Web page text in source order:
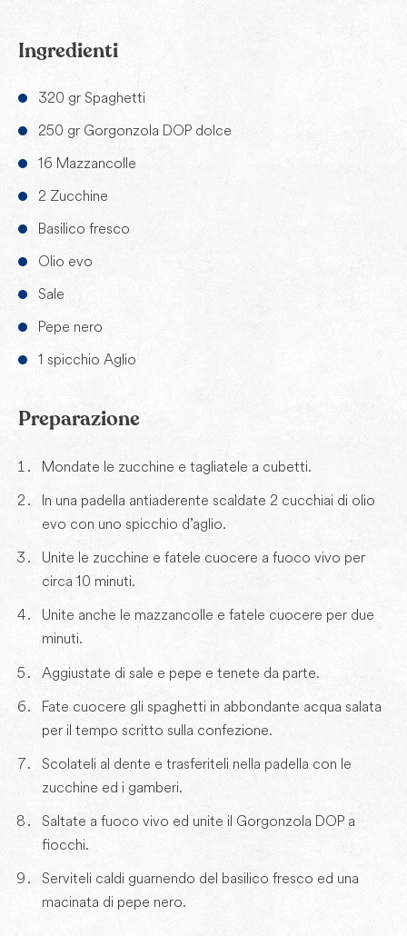
Ingredienti
320 gr Spaghetti
250 gr Gorgonzola DOP dolce
16 Mazzancolle
2 Zucchine
Basilico fresco
Olio evo
Sale
Pepe nero
1 spicchio Aglio
Preparazione
Mondate le zucchine e tagliatele a cubetti.
In una padella antiaderente scaldate 2 cucchiai di olio
evo con uno spicchio d’aglio.
Unite le zucchine e fatele cuocere a fuoco vivo per
circa 10 minuti.
Unite anche le mazzancolle e fatele cuocere per due
minuti.
Aggiustate di sale e pepe e tenete da parte.
Fate cuocere gli spaghetti in abbondante acqua salata
per il tempo scritto sulla confezione.
Scolateli al dente e trasferiteli nella padella con le
zucchine ed i gamberi.
Saltate a fuoco vivo ed unite il Gorgonzola DOP a
fiocchi.
Serviteli caldi guarnendo del basilico fresco ed una
macinata di pepe nero.